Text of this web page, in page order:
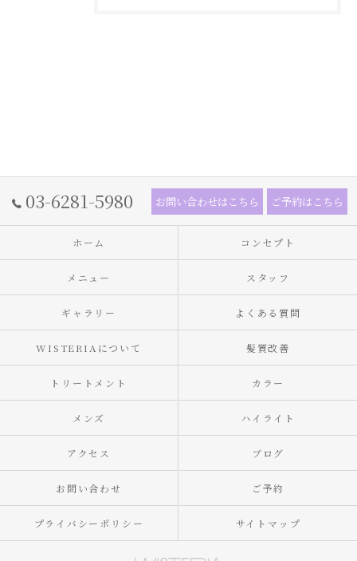
03-6281-5980 お問い合わせはこちら ご予約はこちら
ホーム コンセプト
メニュー スタッフ
ギャラリー よくある質問
WISTERIAについて 髪質改善
トリートメント カラー
メンズ ハイライト
アクセス ブログ
お問い合わせ ご予約
プライバシーポリシー サイトマップ